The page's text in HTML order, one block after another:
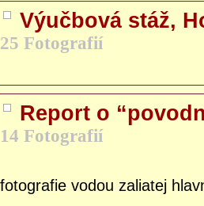
Výučbová stáž,
25 Fotografií
Report o
14 Fotografií
fotografie vodou zaliatej